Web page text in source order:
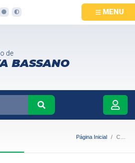
MENU
de
BASSANO
Página Inicial Covid - Vacinação